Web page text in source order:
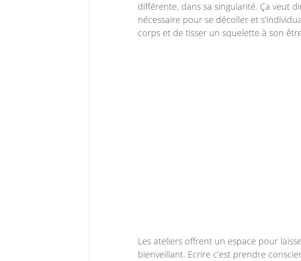
différente, dans sa singularité. Ça veut
nécessaire pour se décoller et
corps et de tisser un squelette à son
Les ateliers offrent un espace pour
bienveillant. Ecrire c’est prendre